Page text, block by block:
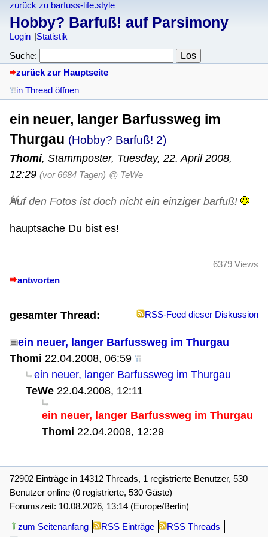
zurück zu barfuss-life.style
Hobby? Barfuß! auf Parsimony
Login
Statistik
Suche:
zurück zur Hauptseite
in Thread öffnen
ein neuer, langer Barfussweg im
Thurgau (Hobby? Barfuß! 2)
Thomi, Stammposter, Tuesday, 22. April 2008,
12:29 (vor 6684 Tagen) @ TeWe
Auf den Fotos ist doch nicht ein einziger barfuß!
hauptsache Du bist es!
antworten
6379 Views
gesamter Thread: RSS-Feed dieser Diskussion
ein neuer, langer Barfussweg im Thurgau
Thomi 22.04.2008, 06:59
ein neuer, langer Barfussweg im Thurgau
TeWe 22.04.2008, 12:11
ein neuer, langer Barfussweg im Thurgau
Thomi 22.04.2008, 12:29
72902 Einträge in 14312 Threads, 1 registrierte Benutzer, 530
Benutzer online (0 registrierte, 530 Gäste)
Forumszeit: 10.08.2026, 13:14 (Europe/Berlin)
zum Seitenanfang RSS Einträge
RSS Threads